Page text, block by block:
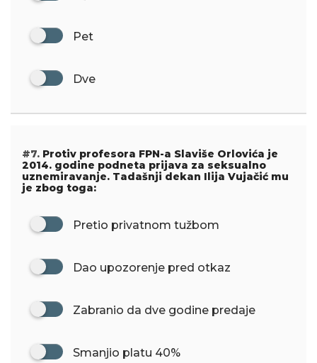
Pet
Dve
#7. Protiv profesora FPN-a Slaviše Orlovića je
2014. godine podneta prijava za seksualno
uznemiravanje. Tadašnji dekan Ilija Vujačić mu
je zbog toga:
Pretio privatnom tužbom
Dao upozorenje pred otkaz
Zabranio da dve godine predaje
Smanjio platu 40%